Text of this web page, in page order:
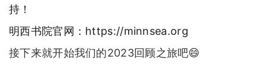
持！
明西书院官网：https://minnsea.org
接下来就开始我们的2023回顾之旅吧😄